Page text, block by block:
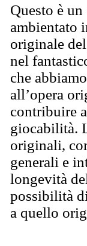
Questo è
ambientato
originale
nel
che
all’opera
contribuire
giocabilità.
originali,
generali e
longevità
possibilità
a quello